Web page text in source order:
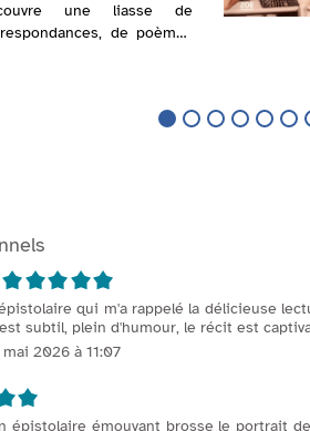
une liasse de
de poèmes
le conduit dans un
5/5
qui m'a rappelé la délicieuse
subtil, plein d'humour, le récit est
2026 à 11:07
épistolaire émouvant brosse le portrait